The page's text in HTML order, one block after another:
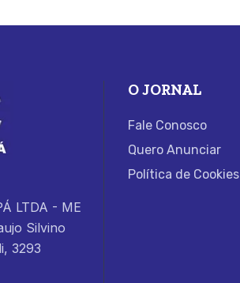
LTDA - ME
Silvino
3293
O JORNAL
Fale Conosco
Quero Anunciar
Política de Cookies